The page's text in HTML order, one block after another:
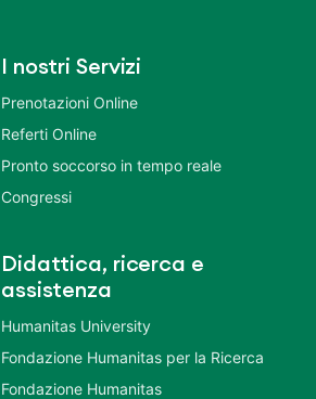
I nostri Servizi
Prenotazioni Online
Referti Online
Pronto soccorso in tempo reale
Congressi
Didattica, ricerca e
assistenza
Humanitas University
Fondazione Humanitas per la Ricerca
Fondazione Humanitas